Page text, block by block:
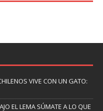
VIVE CON UN GATO:
EL LEMA SÚMATE A LO QUE